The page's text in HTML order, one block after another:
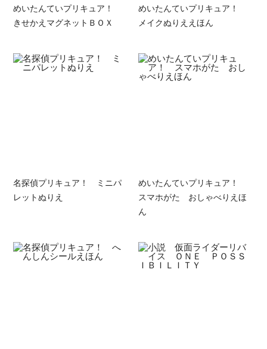
めいたんていプリキュア！
きせかえマグネットＢＯＸ
めいたんていプリキュア！
メイクぬりええほん
名探偵プリキュア！ ミニパ
レットぬりえ
めいたんていプリキュア！
スマホがた おしゃべりえほ
ん